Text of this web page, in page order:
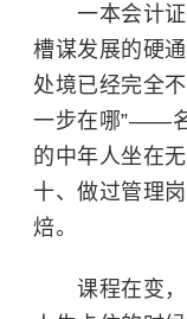
一本会计证
槽谋发展的硬
处境已经完全
一步在哪”——
的中年人坐在
十、做过管理
焙。
课程在变，